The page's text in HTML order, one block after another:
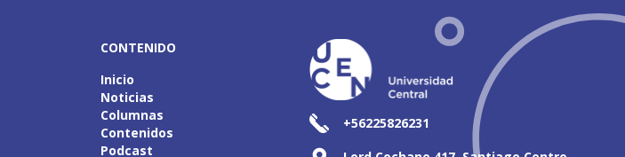
CONTENIDO
Inicio
Noticias
Columnas
Contenidos
Podcast
+56225826231